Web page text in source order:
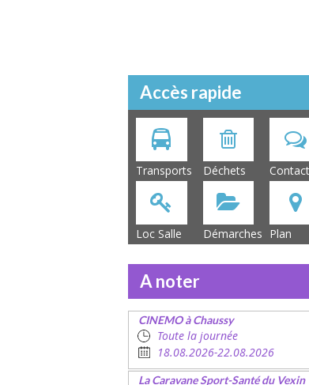
Accès rapide
Transports Déchets Contact
Loc Salle Démarches Plan
A noter
CINEMO à Chaussy
Toute la journée
18.08.2026-22.08.2026
La Caravane Sport-Santé du Vexin